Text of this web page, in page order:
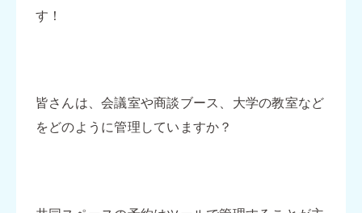
す！
皆さんは、会議室や商談ブース、大学の教室など
をどのように管理していますか？